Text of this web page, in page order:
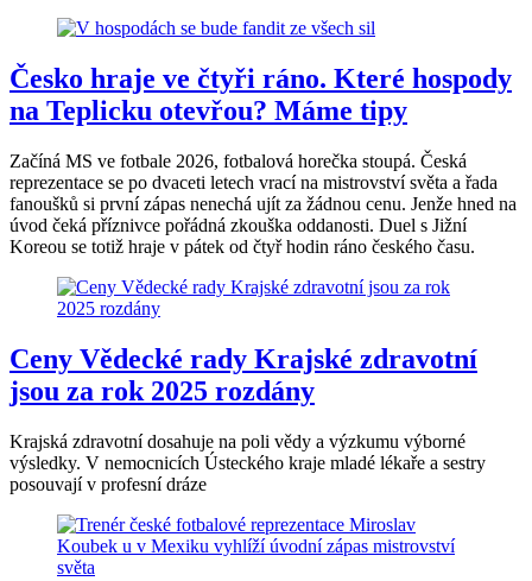
Česko hraje ve čtyři ráno. Které hospody
na Teplicku otevřou? Máme tipy
Začíná MS ve fotbale 2026, fotbalová horečka stoupá. Česká
reprezentace se po dvaceti letech vrací na mistrovství světa a řada
fanoušků si první zápas nenechá ujít za žádnou cenu. Jenže hned na
úvod čeká příznivce pořádná zkouška oddanosti. Duel s Jižní
Koreou se totiž hraje v pátek od čtyř hodin ráno českého času.
Ceny Vědecké rady Krajské zdravotní
jsou za rok 2025 rozdány
Krajská zdravotní dosahuje na poli vědy a výzkumu výborné
výsledky. V nemocnicích Ústeckého kraje mladé lékaře a sestry
posouvají v profesní dráze